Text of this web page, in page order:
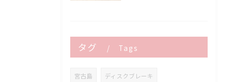
タグ Tags
宮古島 ディスクブレーキ